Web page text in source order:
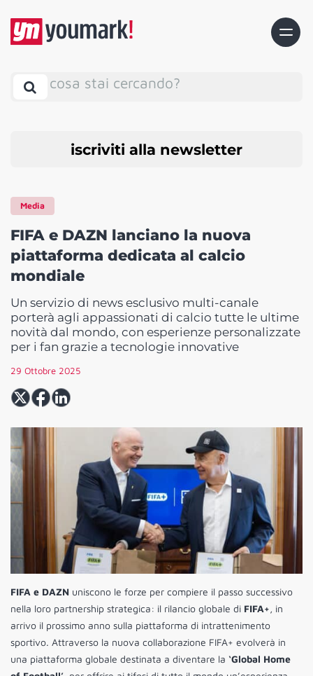
cosa stai cercando?
iscriviti alla newsletter
Media
FIFA e DAZN lanciano la nuova
piattaforma dedicata al calcio
mondiale
Un servizio di news esclusivo multi-canale
porterà agli appassionati di calcio tutte le ultime
novità dal mondo, con esperienze personalizzate
per i fan grazie a tecnologie innovative
29 Ottobre 2025
FIFA e DAZN uniscono le forze per compiere il passo successivo
nella loro partnership strategica: il rilancio globale di FIFA+, in
arrivo il prossimo anno sulla piattaforma di intrattenimento
sportivo. Attraverso la nuova collaborazione FIFA+ evolverà in
una piattaforma globale destinata a diventare la ‘Global Home